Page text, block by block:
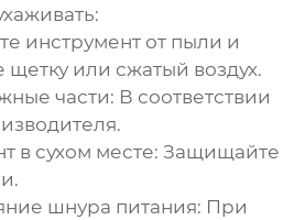
инструмент от пыли и
щетку или сжатый воздух.
части: В соответствии
в сухом месте: Защищайте
шнура питания: При